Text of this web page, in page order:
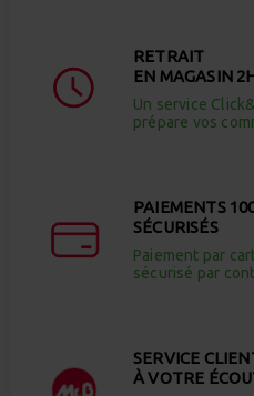
RETRAIT
EN MAGASIN
Un service
prépare vos
PAIEMENTS
SÉCURISÉS
Paiement par
sécurisé par
SERVICE
À VOTRE